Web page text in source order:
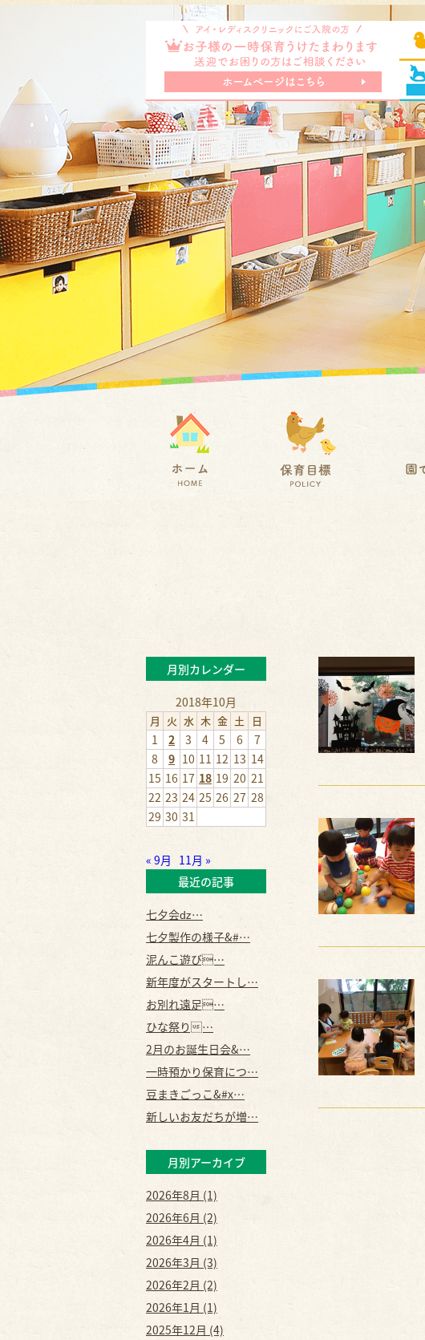
月別カレンダー
2018年10月
月 火 水 木 金 土 日
1 2 3 4 5 6
7
8
9 10 11 12 13 14
15 16 17 18 19 20 21
22 23 24 25 26 27 28
29 30 31
« 9月 11月 »
最近の記事
七夕会ǳ…
七夕製作の様子&#…
泥んこ遊び…
新年度がスタートし…
お別れ遠足…
ひな祭り…
2月のお誕生日会&…
一時預かり保育につ…
豆まきごっこ&#x…
新しいお友だちが増…
月別アーカイブ
2026年8月 (1)
2026年6月 (2)
2026年4月 (1)
2026年3月 (3)
2026年2月 (2)
2026年1月 (1)
2025年12月 (4)